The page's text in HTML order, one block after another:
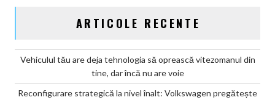
ARTICOLE RECENTE
Vehiculul tău are deja tehnologia să oprească vitezomanul din
tine, dar încă nu are voie
Reconfigurare strategică la nivel înalt: Volkswagen pregătește